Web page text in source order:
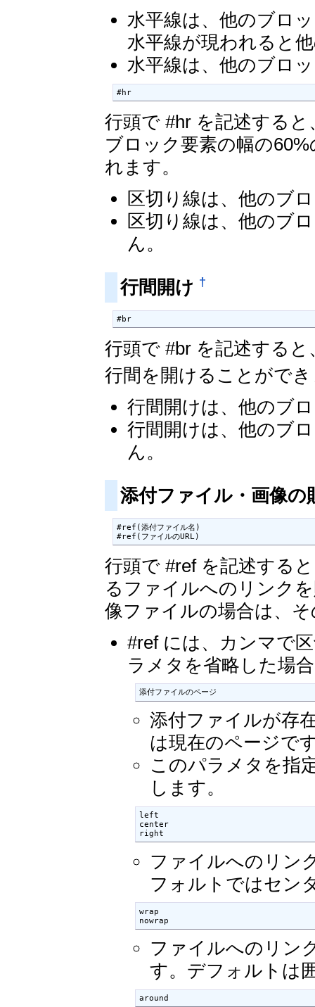
水平線は、他のブロ
水平線が現われると
水平線は、他のブロ
#hr
行頭で #hr を記述する
ブロック要素の幅の
れます。
区切り線は、他のブ
区切り線は、他のブ
ん。
行間開け †
#br
行頭で #br を記述する
行間を開けることがで
行間開けは、他のブ
行間開けは、他のブ
ん。
添付ファイル・画像
#ref(添付ファイル名)
#ref(ファイルのURL)
行頭で #ref を記述する
るファイルへのリンク
像ファイルの場合は、
#ref には、カンマで
ラメタを省略した場
添付ファイルのページ
添付ファイルが存
は現在のページで
このパラメタを指
します。
left
center
right
ファイルへのリン
フォルトではセン
wrap
nowrap
ファイルへのリン
す。デフォルトは
around